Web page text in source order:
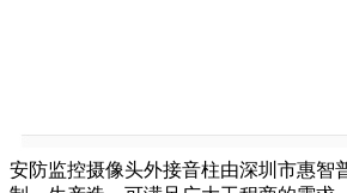
安防监控摄像头外接音柱由深圳市惠智